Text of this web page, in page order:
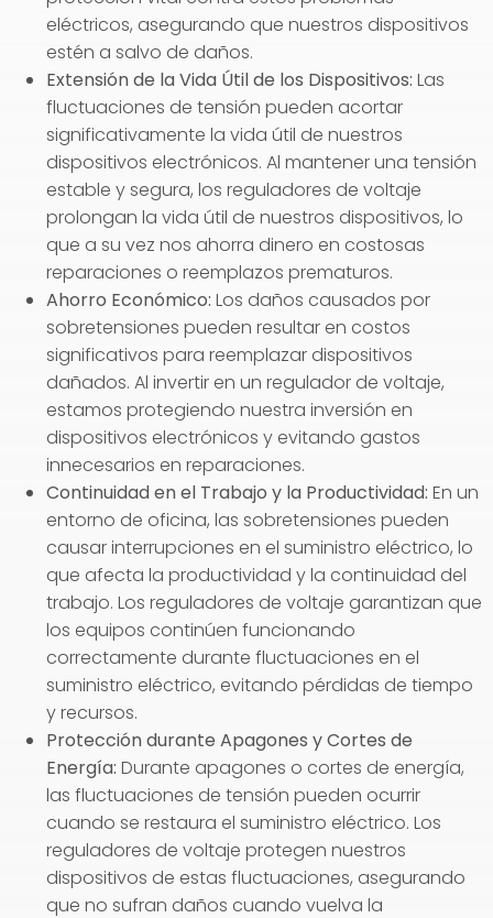
eléctricos, asegurando que nuestros dispositivos
estén a salvo de daños.
Extensión de la Vida Útil de los Dispositivos: Las
fluctuaciones de tensión pueden acortar
significativamente la vida útil de nuestros
dispositivos electrónicos. Al mantener una tensión
estable y segura, los reguladores de voltaje
prolongan la vida útil de nuestros dispositivos, lo
que a su vez nos ahorra dinero en costosas
reparaciones o reemplazos prematuros.
Ahorro Económico: Los daños causados por
sobretensiones pueden resultar en costos
significativos para reemplazar dispositivos
dañados. Al invertir en un regulador de voltaje,
estamos protegiendo nuestra inversión en
dispositivos electrónicos y evitando gastos
innecesarios en reparaciones.
Continuidad en el Trabajo y la Productividad: En un
entorno de oficina, las sobretensiones pueden
causar interrupciones en el suministro eléctrico, lo
que afecta la productividad y la continuidad del
trabajo. Los reguladores de voltaje garantizan que
los equipos continúen funcionando
correctamente durante fluctuaciones en el
suministro eléctrico, evitando pérdidas de tiempo
y recursos.
Protección durante Apagones y Cortes de
Energía: Durante apagones o cortes de energía,
las fluctuaciones de tensión pueden ocurrir
cuando se restaura el suministro eléctrico. Los
reguladores de voltaje protegen nuestros
dispositivos de estas fluctuaciones, asegurando
que no sufran daños cuando vuelva la